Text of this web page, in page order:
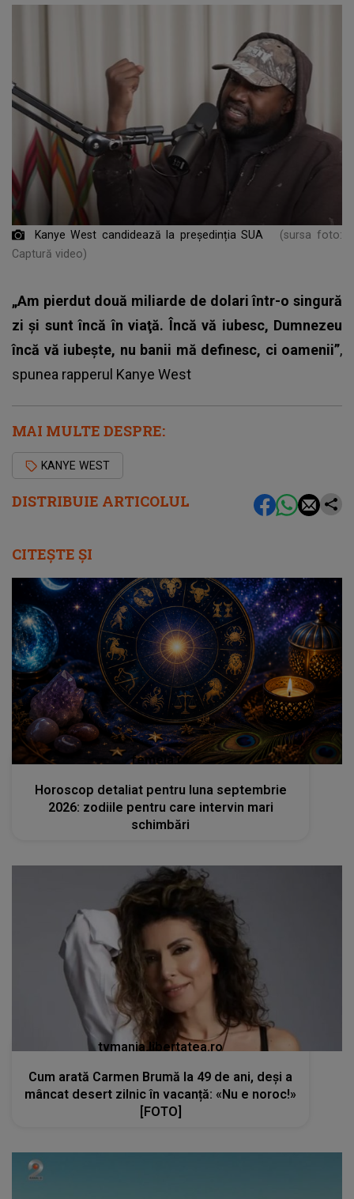
DISTRIBUIE ARTICOLUL
Kanye West candidează la președinția SUA
(sursa foto:
Captură video)
„Am pierdut două miliarde de dolari într-o singură
zi şi sunt încă în viaţă. Încă vă iubesc, Dumnezeu
încă vă iubeşte, nu banii mă definesc, ci oamenii”,
spunea rapperul Kanye West
MAI MULTE DESPRE:
KANYE WEST
CITEȘTE ȘI
femeia.ro
Horoscop detaliat pentru luna septembrie
2026: zodiile pentru care intervin mari
schimbări
tvmania.libertatea.ro
Cum arată Carmen Brumă la 49 de ani, deși a
mâncat desert zilnic în vacanță: «Nu e noroc!»
[FOTO]